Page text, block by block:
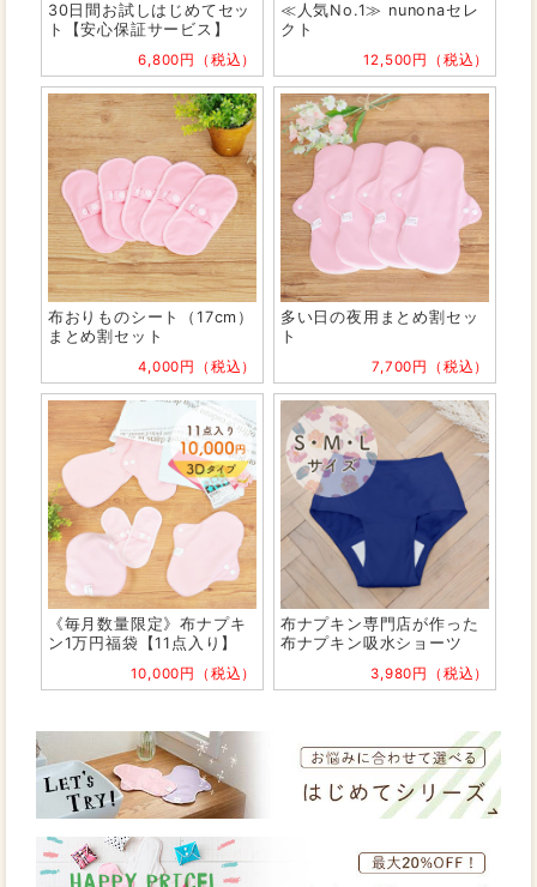
30日間お試しはじめてセッ
ト【安心保証サービス】
6,800円（税込）
≪人気No.1≫ nunonaセレ
クト
12,500円（税込）
布おりものシート（17cm）
まとめ割セット
4,000円（税込）
多い日の夜用まとめ割セッ
ト
7,700円（税込）
《毎月数量限定》布ナプキ
ン1万円福袋【11点入り】
10,000円（税込）
布ナプキン専門店が作った
布ナプキン吸水ショーツ
3,980円（税込）